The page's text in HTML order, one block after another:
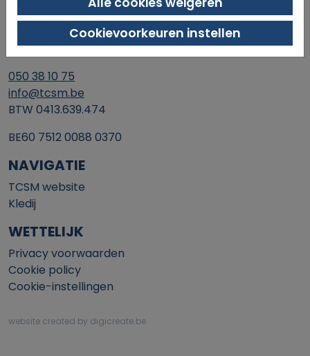
SINT-MICHIELS TENNIS & PADEL
Xaverianenstraat 11
8200 Brugge
050 38 10 75
info@tcsm.be
BTW 0413.639.474
BE60 7512 0088 0370
NAVIGATIE
TCSM website
Kledij
WETTELIJK
Privacy voorwaarden
Cookie policy
Cookie-instellingen
website created by digicreate.be
Cookievoorkeuren instellen